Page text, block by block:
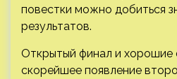
повестки можно добиться
результатов.
Открытый финал и
скорейшее появление